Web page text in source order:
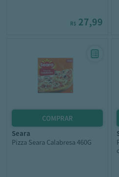
R$ 27,99
seara
Pizza Seara Calabresa 460G